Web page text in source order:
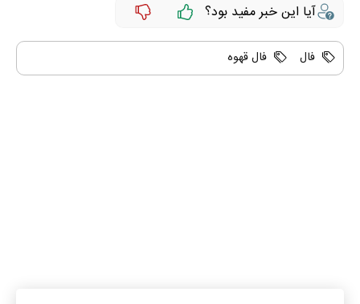
آیا این خبر مفید بود؟
فال فال قهوه